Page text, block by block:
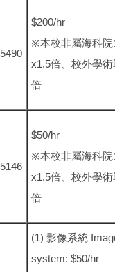
5490
$200/hr
※本校非屬海科院
x1.5倍、校外學
倍
5146
$50/hr
※本校非屬海科院
x1.5倍、校外學
倍
(1) 影像系統
system: $50/hr